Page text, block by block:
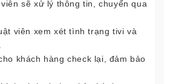
sẽ xử lý thông tin, chuyển qua
viên xem xét tình trạng tivi và
khách hàng check lại, đảm bảo